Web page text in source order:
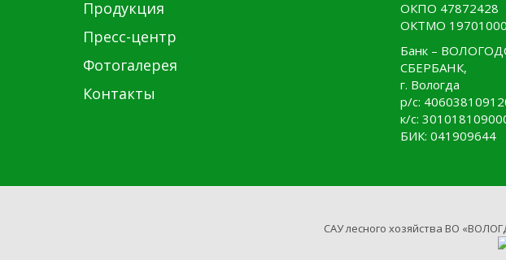
Продукция
Пресс-центр
Фотогалерея
Контакты
ОКПО 47872428
ОКТМО 19701000
Банк –
СБЕРБАНК,
г. Вологда
р/с:
к/с:
БИК: 041909644
САУ лесного хозяйства ВО